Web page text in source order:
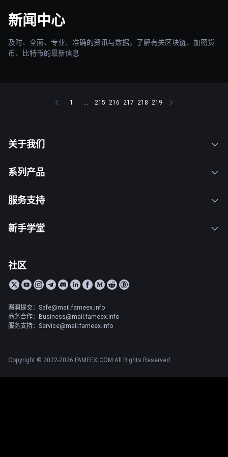
新闻中心
及时、全面、专业、准确的资讯与数据，了解有关区块链、加密货
币、比特币的最新信息
1 ... 215 216 217 218 219
关于我们
系列产品
服务支持
新手学堂
社区
漏洞提交：Safe@mail.fameex.info
商务合作：Business@mail.fameex.info
服务支持：Service@mail.fameex.info
Copyright © 2022-2026 FAMEEX.COM All Rights Reserved